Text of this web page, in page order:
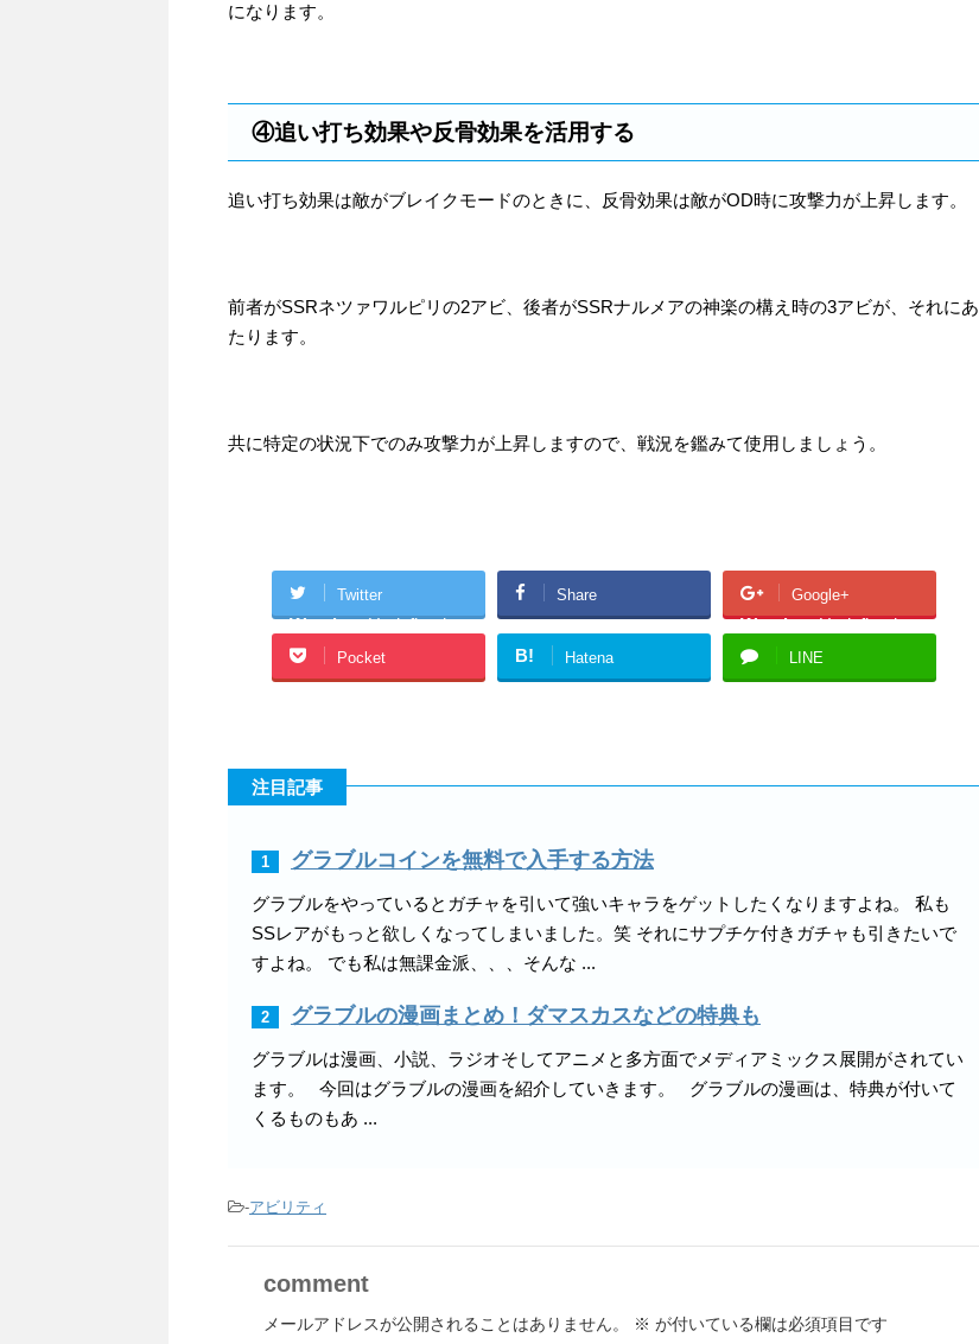
になります。
④追い打ち効果や反骨効果を活用する
追い打ち効果は敵がブレイクモードのときに、反骨効果は敵がOD時に攻撃力が上昇します。
前者がSSRネツァワルピリの2アビ、後者がSSRナルメアの神楽の構え時の3アビが、それにあ
たります。
共に特定の状況下でのみ攻撃力が上昇しますので、戦況を鑑みて使用しましょう。
Twitter
Warning: Undefined
array key "Twitter" in
/home/academyg/gura
tml/wp-
content/plugins/sns-
count-cache.phpon
line
Share Google+
Warning: Undefined
array key "Google+" in
/home/academyg/gura
Pocket B! Hatena LINE
注目記事
1 グラブルコインを無料で入手する方法
グラブルをやっているとガチャを引いて強いキャラをゲットしたくなりますよね。 私も
SSレアがもっと欲しくなってしまいました。笑 それにサプチケ付きガチャも引きたいで
すよね。 でも私は無課金派、、、そんな ...
2 グラブルの漫画まとめ！ダマスカスなどの特典も
グラブルは漫画、小説、ラジオそしてアニメと多方面でメディアミックス展開がされてい
ます。 今回はグラブルの漫画を紹介していきます。 グラブルの漫画は、特典が付いて
くるものもあ ...
-アビリティ
comment
メールアドレスが公開されることはありません。 ※ が付いている欄は必須項目です